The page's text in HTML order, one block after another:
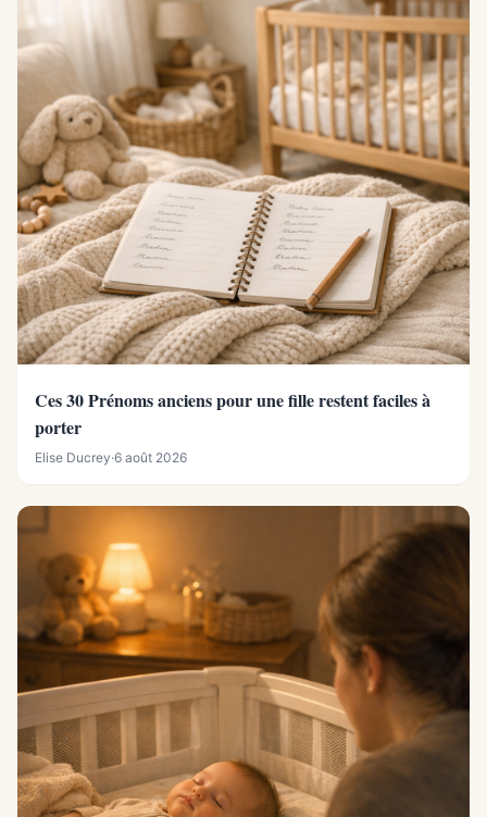
Ces 30 Prénoms anciens pour une fille restent faciles à
porter
Elise Ducrey·6 août 2026